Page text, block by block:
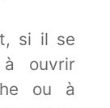
si il se
ouvrir
ou à